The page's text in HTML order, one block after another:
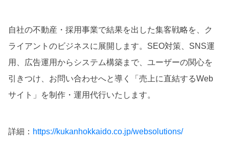
自社の不動産・採用事業で結果を出した集客戦略を、ク
ライアントのビジネスに展開します。SEO対策、SNS運
用、広告運用からシステム構築まで、ユーザーの関心を
引きつけ、お問い合わせへと導く「売上に直結するWeb
サイト」を制作・運用代行いたします。
詳細： https://kukanhokkaido.co.jp/websolutions/